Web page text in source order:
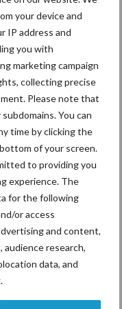
your device and
IP address and
you with
marketing campaign
collecting precise
Please note that
You can
time by clicking the
of your screen.
to providing you
experience. The
for the following
or access
and content,
research,
data, and
vraag naar
hoornloosheid is
Bayern
als het gaat om
leden en klanten,
locaties en
blijft
handel